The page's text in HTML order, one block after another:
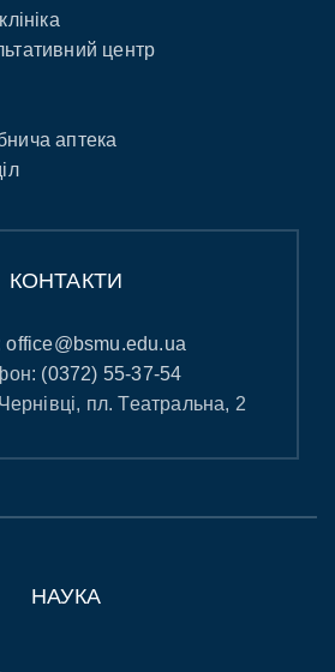
центр
аптека
КОНТАКТИ
office@bsmu.edu.ua
(0372) 55-37-54
пл. Театральна, 2
НАУКА